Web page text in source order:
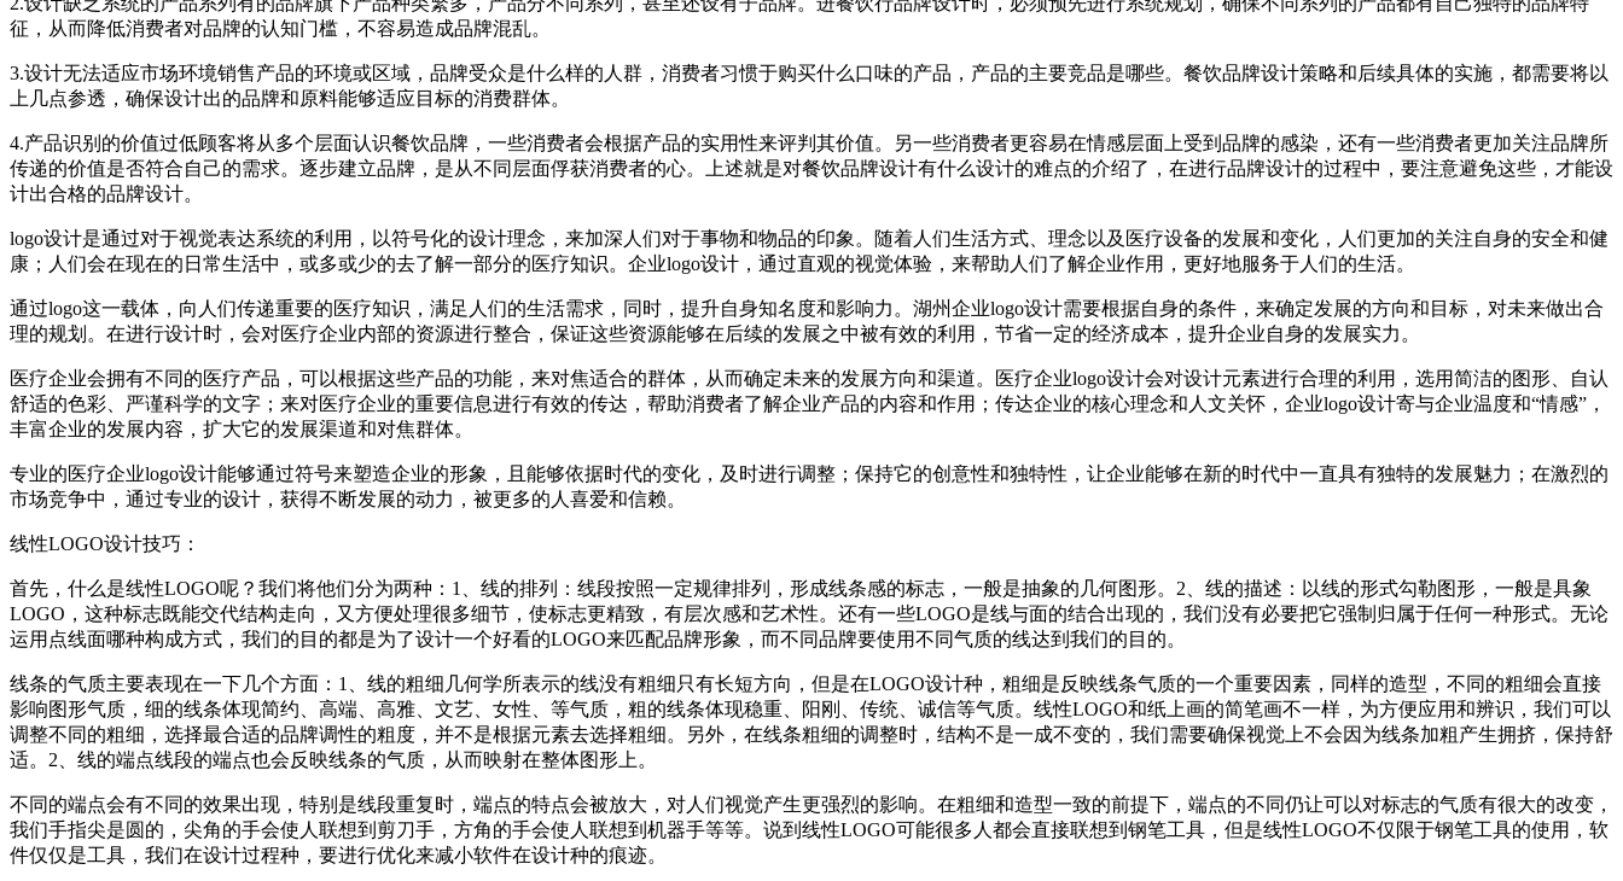
征，从而降低消费者对品牌的认知门槛，不容易造成品牌混乱。
3.设计无法适应市场环境销售产品的环境或区域，品牌受众是什么样的人群，消费者习惯于购买什么口味的产品，产品的主要竞品是哪些。餐饮品牌设计策略和后续具体的实施，都需要将以
上几点参透，确保设计出的品牌和原料能够适应目标的消费群体。
4.产品识别的价值过低顾客将从多个层面认识餐饮品牌，一些消费者会根据产品的实用性来评判其价值。另一些消费者更容易在情感层面上受到品牌的感染，还有一些消费者更加关注品牌所
传递的价值是否符合自己的需求。逐步建立品牌，是从不同层面俘获消费者的心。上述就是对餐饮品牌设计有什么设计的难点的介绍了，在进行品牌设计的过程中，要注意避免这些，才能设
计出合格的品牌设计。
logo设计是通过对于视觉表达系统的利用，以符号化的设计理念，来加深人们对于事物和物品的印象。随着人们生活方式、理念以及医疗设备的发展和变化，人们更加的关注自身的安全和健
康；人们会在现在的日常生活中，或多或少的去了解一部分的医疗知识。企业logo设计，通过直观的视觉体验，来帮助人们了解企业作用，更好地服务于人们的生活。
通过logo这一载体，向人们传递重要的医疗知识，满足人们的生活需求，同时，提升自身知名度和影响力。湖州企业logo设计需要根据自身的条件，来确定发展的方向和目标，对未来做出合
理的规划。在进行设计时，会对医疗企业内部的资源进行整合，保证这些资源能够在后续的发展之中被有效的利用，节省一定的经济成本，提升企业自身的发展实力。
医疗企业会拥有不同的医疗产品，可以根据这些产品的功能，来对焦适合的群体，从而确定未来的发展方向和渠道。医疗企业logo设计会对设计元素进行合理的利用，选用简洁的图形、自认
舒适的色彩、严谨科学的文字；来对医疗企业的重要信息进行有效的传达，帮助消费者了解企业产品的内容和作用；传达企业的核心理念和人文关怀，企业logo设计寄与企业温度和“情感”，
丰富企业的发展内容，扩大它的发展渠道和对焦群体。
专业的医疗企业logo设计能够通过符号来塑造企业的形象，且能够依据时代的变化，及时进行调整；保持它的创意性和独特性，让企业能够在新的时代中一直具有独特的发展魅力；在激烈的
市场竞争中，通过专业的设计，获得不断发展的动力，被更多的人喜爱和信赖。
线性LOGO设计技巧：
首先，什么是线性LOGO呢？我们将他们分为两种：1、线的排列：线段按照一定规律排列，形成线条感的标志，一般是抽象的几何图形。2、线的描述：以线的形式勾勒图形，一般是具象
LOGO，这种标志既能交代结构走向，又方便处理很多细节，使标志更精致，有层次感和艺术性。还有一些LOGO是线与面的结合出现的，我们没有必要把它强制归属于任何一种形式。无论
运用点线面哪种构成方式，我们的目的都是为了设计一个好看的LOGO来匹配品牌形象，而不同品牌要使用不同气质的线达到我们的目的。
线条的气质主要表现在一下几个方面：1、线的粗细几何学所表示的线没有粗细只有长短方向，但是在LOGO设计种，粗细是反映线条气质的一个重要因素，同样的造型，不同的粗细会直接
影响图形气质，细的线条体现简约、高端、高雅、文艺、女性、等气质，粗的线条体现稳重、阳刚、传统、诚信等气质。线性LOGO和纸上画的简笔画不一样，为方便应用和辨识，我们可以
调整不同的粗细，选择最合适的品牌调性的粗度，并不是根据元素去选择粗细。另外，在线条粗细的调整时，结构不是一成不变的，我们需要确保视觉上不会因为线条加粗产生拥挤，保持舒
适。2、线的端点线段的端点也会反映线条的气质，从而映射在整体图形上。
不同的端点会有不同的效果出现，特别是线段重复时，端点的特点会被放大，对人们视觉产生更强烈的影响。在粗细和造型一致的前提下，端点的不同仍让可以对标志的气质有很大的改变，
我们手指尖是圆的，尖角的手会使人联想到剪刀手，方角的手会使人联想到机器手等等。说到线性LOGO可能很多人都会直接联想到钢笔工具，但是线性LOGO不仅限于钢笔工具的使用，软
件仅仅是工具，我们在设计过程种，要进行优化来减小软件在设计种的痕迹。